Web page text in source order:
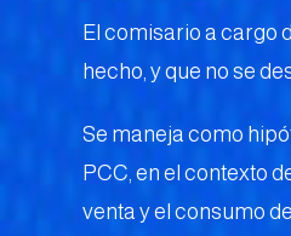
El comisario a cargo
hecho, y que no se
Se maneja como
PCC, en el contexto
venta y el consumo